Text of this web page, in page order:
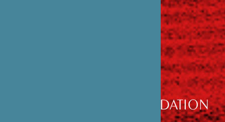
LA FONDATION